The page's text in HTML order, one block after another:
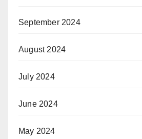
September 2024
August 2024
July 2024
June 2024
May 2024